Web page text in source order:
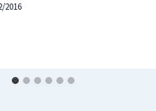
2016